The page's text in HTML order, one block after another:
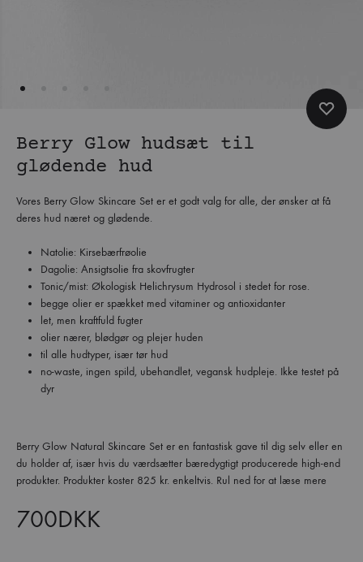
Berry Glow hudsæt til
glødende hud
Vores Berry Glow Skincare Set er et godt valg for alle, der ønsker at få
deres hud næret og glødende.
Natolie: Kirsebærfrøolie
Dagolie: Ansigtsolie fra skovfrugter
Tonic/mist: Økologisk Helichrysum Hydrosol i stedet for rose.
begge olier er spækket med vitaminer og antioxidanter
let, men kraftfuld fugter
olier nærer, blødgør og plejer huden
til alle hudtyper, især tør hud
no-waste, ingen spild, ubehandlet, vegansk hudpleje. Ikke testet på
dyr
Berry Glow Natural Skincare Set er en fantastisk gave til dig selv eller en
du holder af, især hvis du værdsætter bæredygtigt producerede high-end
produkter. Produkter koster 825 kr. enkeltvis. Rul ned for at læse mere
700DKK